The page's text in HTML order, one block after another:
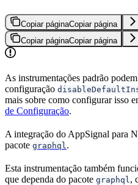
Copiar páginaCopiar página
Copiar páginaCopiar página
As instrumentações padrão
configuração
mais sobre como configurar isso
de Configuração.
A integração do AppSignal para
pacote graphql .
Esta instrumentação também
que dependa do pacote graphql ,